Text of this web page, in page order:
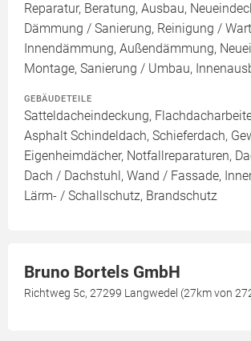
Reparatur, Beratung, Ausbau,
Dämmung / Sanierung, Reinigung /
Innendämmung, Außendämmung,
Montage, Sanierung / Umbau,
GEBÄUDETEILE
Satteldacheindeckung,
Asphalt Schindeldach, Schieferdach,
Eigenheimdächer, Notfallreparaturen,
Dach / Dachstuhl, Wand / Fassade,
Lärm- / Schallschutz, Brandschutz
Bruno Bortels GmbH
Richtweg 5c, 27299 Langwedel (27km von